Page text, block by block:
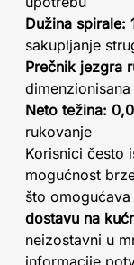
Dužina spirale:
sakupljanje
Prečnik jezgra
Neto težina:
rukovanje
Korisnici često
mogućnost
što omogućava
dostavu na
neizostavni u
informacije